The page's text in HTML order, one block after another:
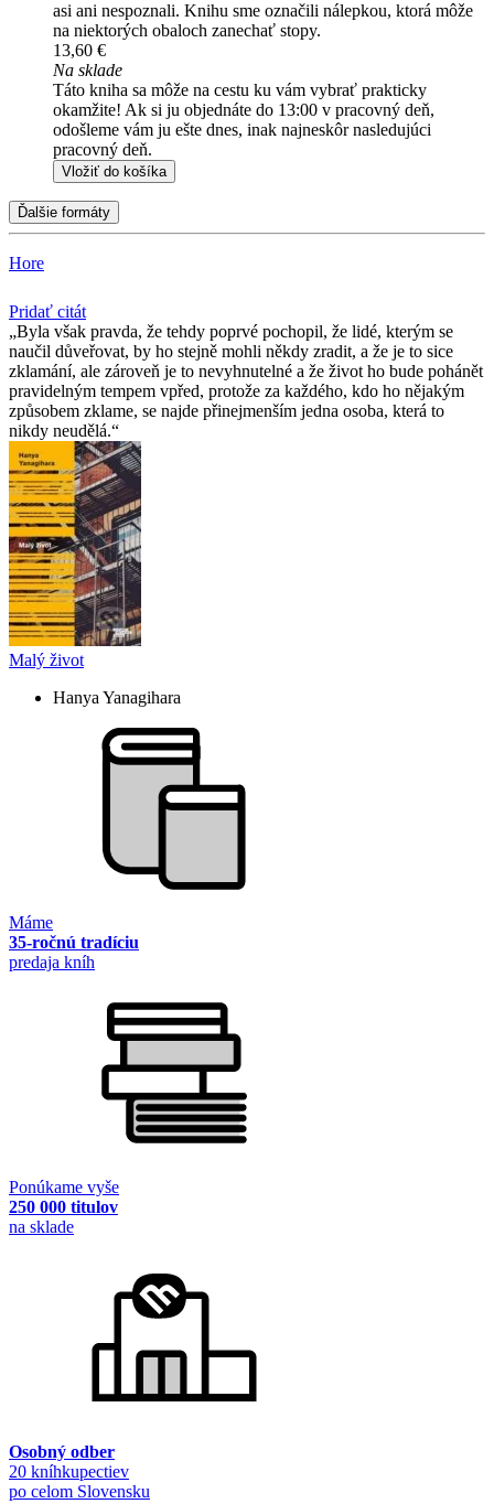
asi ani nespoznali. Knihu sme označili nálepkou, ktorá môže
na niektorých obaloch zanechať stopy.
13,60 €
Na sklade
Táto kniha sa môže na cestu ku vám vybrať prakticky
okamžite! Ak si ju objednáte do 13:00 v pracovný deň,
odošleme vám ju ešte dnes, inak najneskôr nasledujúci
pracovný deň.
Vložiť do košíka
Ďalšie formáty
Hore
Pridať citát
Byla však pravda, že tehdy poprvé pochopil, že lidé, kterým se
naučil důveřovat, by ho stejně mohli někdy zradit, a že je to sice
zklamání, ale zároveň je to nevyhnutelné a že život ho bude pohánět
pravidelným tempem vpřed, protože za každého, kdo ho nějakým
způsobem zklame, se najde přinejmenším jedna osoba, která to
nikdy neudělá.
Malý život
Hanya Yanagihara
Máme
35-ročnú tradíciu
predaja kníh
Ponúkame vyše
250 000 titulov
na sklade
Osobný odber
20 kníhkupectiev
po celom Slovensku